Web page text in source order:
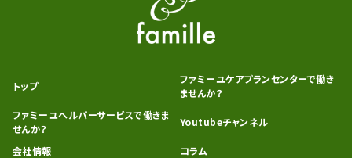
トップ
ファミーユケアプランセンターで働き
ませんか？
ファミーユヘルパーサービスで働きま
せんか？
Youtubeチャンネル
会社情報 コラム